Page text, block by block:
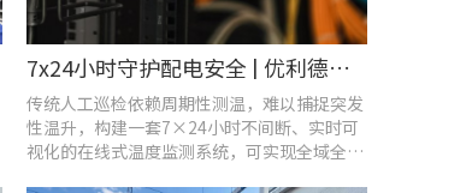
7x24小时守护配电安全 | 优利德在线式热成像方案在配电系统中的应用实践
传统人工巡检依赖周期性测温，难以捕捉突发
性温升，构建一套7×24小时不间断、实时可
视化的在线式温度监测系统，可实现全域全时